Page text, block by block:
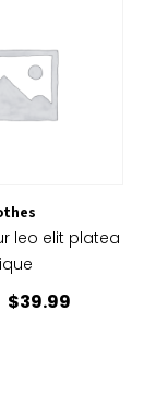
$69.99.
leo elit platea
$39.99Plage